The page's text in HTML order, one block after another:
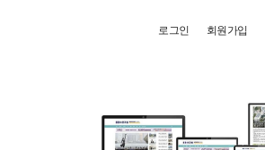
로그인 회원가입